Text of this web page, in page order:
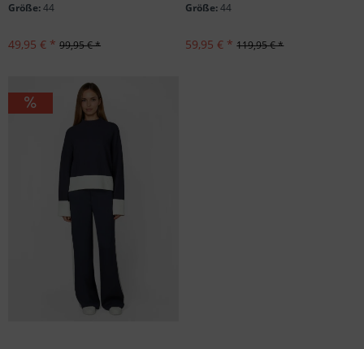
Größe:44
49,95 € * 99,95 € *
Größe:44
59,95 € * 119,95 € *